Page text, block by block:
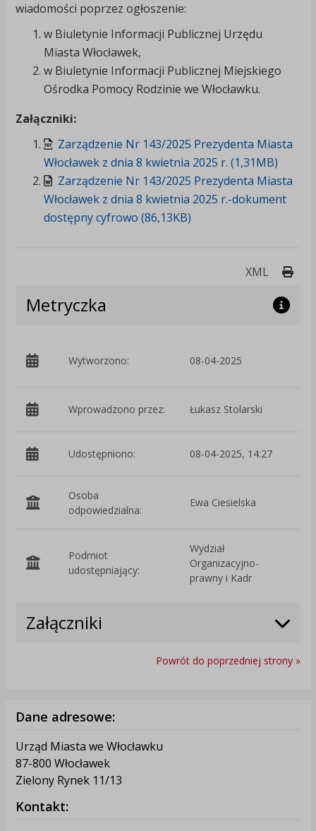
wiadomości poprzez ogłoszenie:
w Biuletynie Informacji Publicznej Urzędu
Miasta Włocławek,
w Biuletynie Informacji Publicznej Miejskiego
Ośrodka Pomocy Rodzinie we Włocławku.
Załączniki:
Zarządzenie Nr 143/2025 Prezydenta Miasta
Włocławek z dnia 8 kwietnia 2025 r. (1,31MB)
Zarządzenie Nr 143/2025 Prezydenta Miasta
Włocławek z dnia 8 kwietnia 2025 r.-dokument
dostępny cyfrowo (86,13KB)
XML
Metryczka
Wytworzono: 08-04-2025
Wprowadzono przez: Łukasz Stolarski
Udostępniono: 08-04-2025, 14:27
Osoba
odpowiedzialna:
Ewa Ciesielska
Podmiot
udostępniający:
Wydział
Organizacyjno-
prawny i Kadr
Załączniki
Powrót do poprzedniej strony »
Dane adresowe:
Urząd Miasta we Włocławku
87-800 Włocławek
Zielony Rynek 11/13
Kontakt: